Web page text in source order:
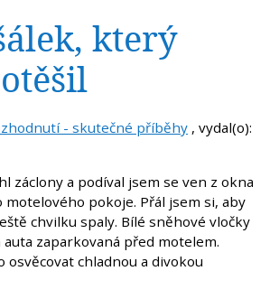
který
- skutečné příběhy , vydal(o):
záclony a podíval jsem se ven z okna
pokoje. Přál jsem si, aby
chvilku spaly. Bílé sněhové vločky
auta zaparkovaná před motelem.
osvěcovat chladnou a divokou